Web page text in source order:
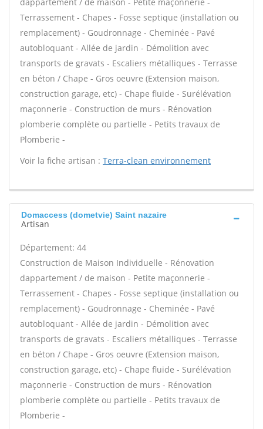
Terrassement - Chapes - Fosse septique (installation ou
remplacement) - Goudronnage - Cheminée - Pavé
autobloquant - Allée de jardin - Démolition avec
transports de gravats - Escaliers métalliques - Terrasse
en béton / Chape - Gros oeuvre (Extension maison,
construction garage, etc) - Chape fluide - Surélévation
maçonnerie - Construction de murs - Rénovation
plomberie complète ou partielle - Petits travaux de
Plomberie -
Voir la fiche artisan : Terra-clean environnement
Domaccess (dometvie) Saint nazaire
Artisan
Département: 44
Construction de Maison Individuelle - Rénovation
dappartement / de maison - Petite maçonnerie -
Terrassement - Chapes - Fosse septique (installation ou
remplacement) - Goudronnage - Cheminée - Pavé
autobloquant - Allée de jardin - Démolition avec
transports de gravats - Escaliers métalliques - Terrasse
en béton / Chape - Gros oeuvre (Extension maison,
construction garage, etc) - Chape fluide - Surélévation
maçonnerie - Construction de murs - Rénovation
plomberie complète ou partielle - Petits travaux de
Plomberie -